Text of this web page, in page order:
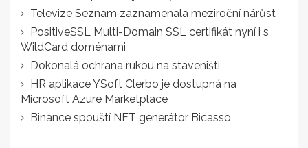
Televize Seznam zaznamenala meziroční nárůst
PositiveSSL Multi-Domain SSL certifikát nyní i s
WildCard doménami
Dokonalá ochrana rukou na staveništi
HR aplikace YSoft Clerbo je dostupná na
Microsoft Azure Marketplace
Binance spouští NFT generátor Bicasso